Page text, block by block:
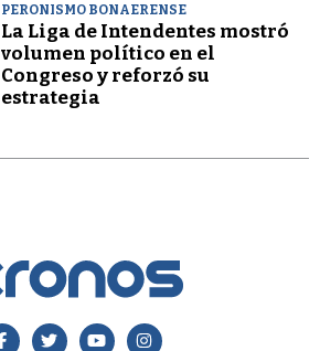
PERONISMO BONAERENSE
La Liga de Intendentes mostró
volumen político en el
Congreso y reforzó su
estrategia